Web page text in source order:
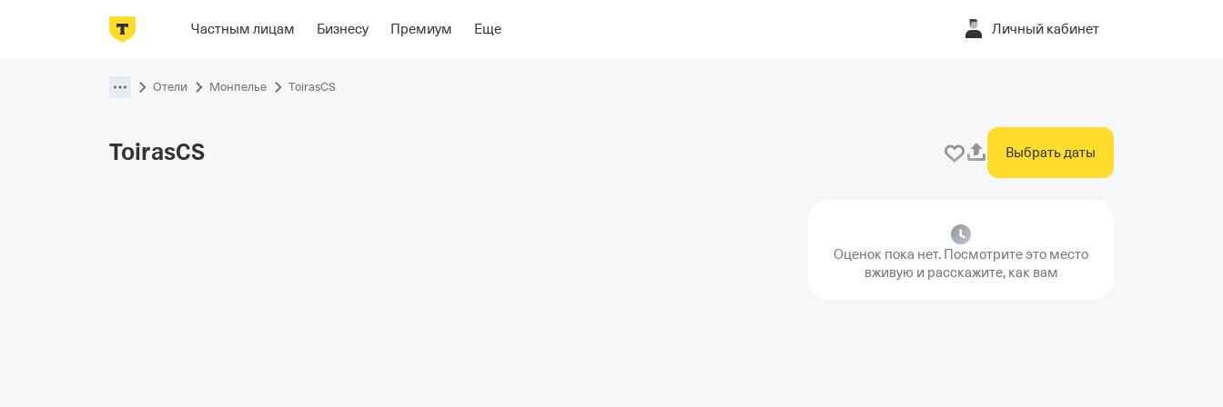
Частным лицам Бизнесу Премиум Еще Личный кабинет
Фотографии НомераРасположениеОб отеле
Отели Монпелье ToirasCS
ToirasCS Выбрать даты
Оценок пока нет. Посмотрите это место
вживую и расскажите, как вам